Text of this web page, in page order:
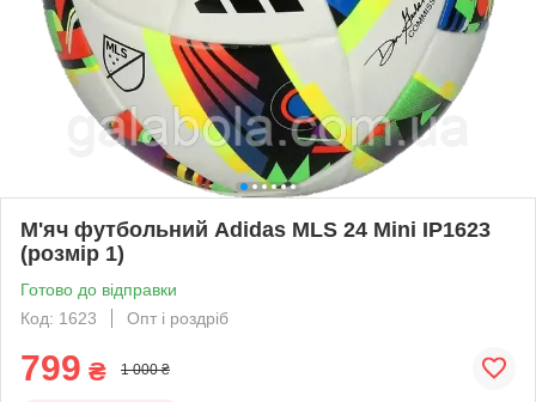
М'яч футбольний Adidas MLS 24 Mini IP1623
(розмір 1)
Готово до відправки
Код: 1623
Опт і роздріб
799 ₴ 1 000 ₴